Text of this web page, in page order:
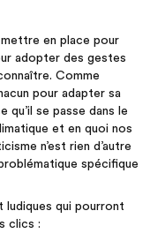
mettre en place pour
adopter des gestes
Comme
pour adapter sa
qu’il se passe dans le
et en quoi nos
n’est rien d’autre
spécifique
ludiques qui pourront
clics :